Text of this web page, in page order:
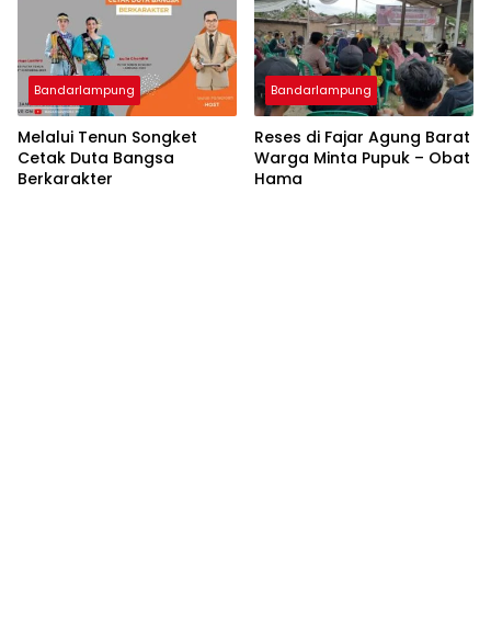
Bandarlampung
Melalui Tenun Songket
Cetak Duta Bangsa
Berkarakter
Bandarlampung
Reses di Fajar Agung Barat
Warga Minta Pupuk – Obat
Hama